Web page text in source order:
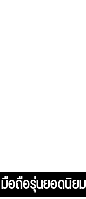
มือถือรุ่นยอดนิยม